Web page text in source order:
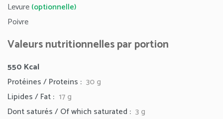
Levure(optionnelle)
Poivre
Valeurs nutritionnelles par portion
550 Kcal
Protéines / Proteins : 30 g
Lipides / Fat : 17g
Dont saturés / Of which saturated : 3 g